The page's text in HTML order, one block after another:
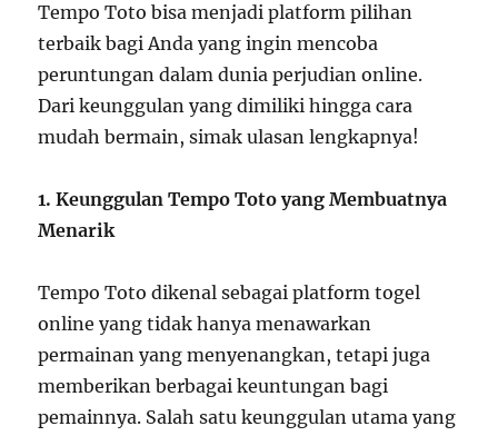
Tempo Toto bisa menjadi platform pilihan
terbaik bagi Anda yang ingin mencoba
peruntungan dalam dunia perjudian online.
Dari keunggulan yang dimiliki hingga cara
mudah bermain, simak ulasan lengkapnya!
1. Keunggulan Tempo Toto yang Membuatnya
Menarik
Tempo Toto dikenal sebagai platform togel
online yang tidak hanya menawarkan
permainan yang menyenangkan, tetapi juga
memberikan berbagai keuntungan bagi
pemainnya. Salah satu keunggulan utama yang